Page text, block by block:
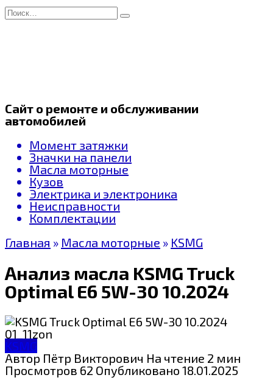
Перейти
к
Search
for:
Сайт о ремонте и обслуживании
автомобилей
Момент затяжки
Значки на панели
Масла моторные
Кузов
Электрика и электроника
Неисправности
Комплектации
Главная » Масла моторные » KSMG
Анализ масла KSMG Truck
Optimal E6 5W-30 10.2024
KSMG
Автор Пётр Викторович На чтение 2 мин
Просмотров 62 Опубликовано 18.01.2025